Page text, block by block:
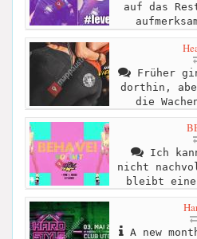
auf das
Früher
dorthin,
die
Ich
nicht
bleibt
A new